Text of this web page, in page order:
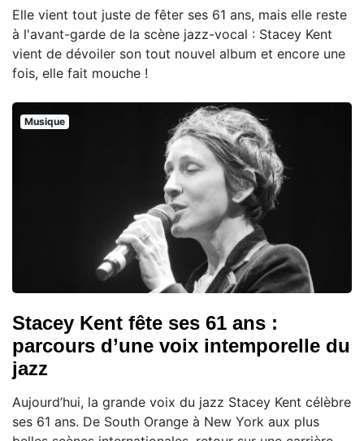
Elle vient tout juste de fêter ses 61 ans, mais elle reste
à l'avant-garde de la scène jazz-vocal : Stacey Kent
vient de dévoiler son tout nouvel album et encore une
fois, elle fait mouche !
Musique
Stacey Kent fête ses 61 ans :
parcours d’une voix intemporelle du
jazz
Aujourd’hui, la grande voix du jazz Stacey Kent célèbre
ses 61 ans. De South Orange à New York aux plus